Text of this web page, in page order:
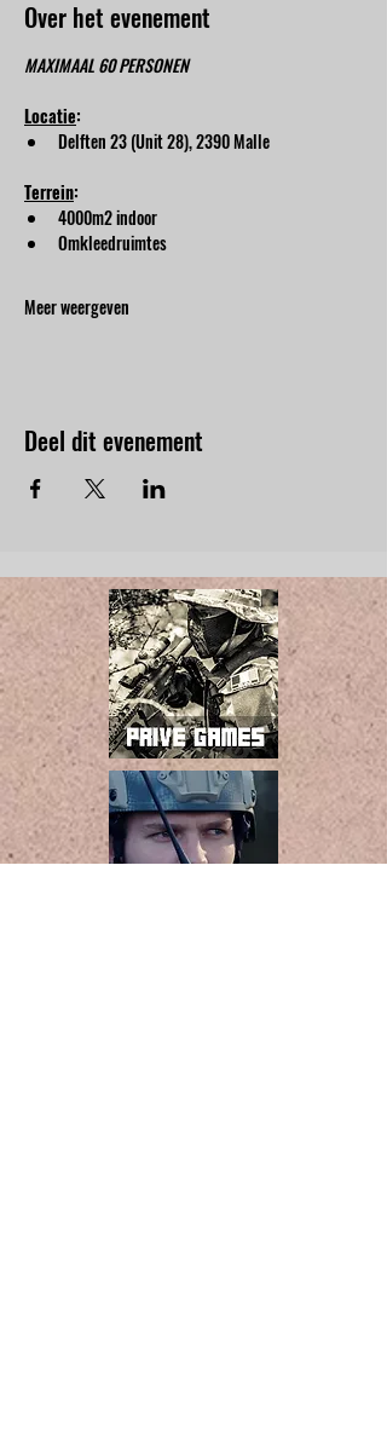
Over het evenement
MAXIMAAL 60 PERSONEN
Locatie:
Delften 23 (Unit 28), 2390 Malle
Terrein:
4000m2 indoor
Omkleedruimtes
Meer weergeven
Deel dit evenement